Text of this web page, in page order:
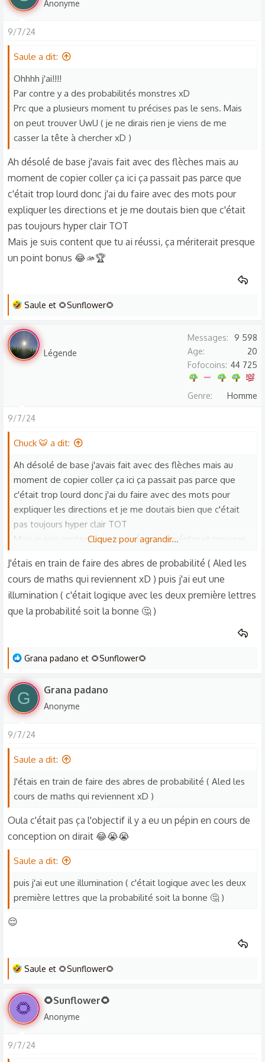
cases EN SUIVANT LA DIAGONALE QUI MONTE EN HAUT A
deux cases, et relève cette lettre.
Tu dois trouver, à la fin, le nom d'une entreprise en quatre
lettres !!! Dis moi si tu as réussi : )
é
c
o
n
s
Anonyme
9/7/24
Saule a dit:
Ohhhh j'ai!!!!
Par contre y a des probabilités monstres xD
Prc que a plusieurs moment tu précises pas le sens. Mais
on peut trouver UwU ( je ne dirais rien je viens de me
casser la tête à chercher xD )
Ah désolé de base j'avais fait avec des flèches mais au
moment de copier coller ça ici ça passait pas parce que
c'était trop lourd donc j'ai du faire avec des mots pour
expliquer les directions et je me doutais bien que c'était
pas toujours hyper clair TOT
Mais je suis content que tu ai réussi, ça mériterait presque
un point bonus 😂🫴🏆
L
s
r
é
i
n
Saule et 🌻Sunflower🌻
Légende
Messages
9 598
Age
20
Fofocoins 44 725
Genre Homme
9/7/24
Chuck 🐯 a dit:
Ah désolé de base j'avais fait avec des flèches mais au
moment de copier coller ça ici ça passait pas parce que
c'était trop lourd donc j'ai du faire avec des mots pour
expliquer les directions et je me doutais bien que c'était
pas toujours hyper clair TOT
Mais je suis content que tu ai réussi, ça mériterait presque
Cliquez pour agrandir...
J'étais en train de faire des abres de probabilité ( Aled les
cours de maths qui reviennent xD ) puis j'ai eut une
illumination ( c'était logique avec les deux première lettres
que la probabilité soit la bonne 🤔 )
L
s
r
é
c
o
n
:
Grana padano et 🌻Sunflower🌻
G Grana padano
Anonyme
9/7/24
Saule a dit:
J'étais en train de faire des abres de probabilité ( Aled les
cours de maths qui reviennent xD )
Oula c'était pas ça l'objectif il y a eu un pépin en cours de
conception on dirait 😂😭😭
Saule a dit:
puis j'ai eut une illumination ( c'était logique avec les deux
première lettres que la probabilité soit la bonne 🤔 )
😌
L
s
r
é
c
Saule et 🌻Sunflower🌻
🌻 🌻Sunflower🌻
Anonyme
9/7/24